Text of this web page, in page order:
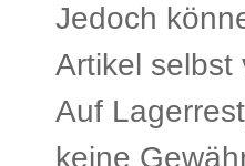
Jedoch
Artikel selbst
Auf
keine